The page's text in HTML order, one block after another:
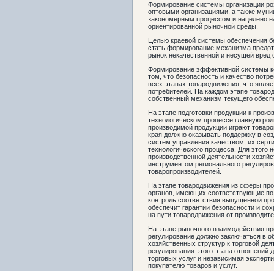
Формирование системы организации
оптовыми организациями, а также
закономерным процессом и нацелено
ориентированной рыночной среды.
Целью краевой системы обеспечения
стать формирование механизма
рынок некачественной и несущей вред
Формирование эффективной системы
том, что безопасность и качество
всех этапах товародвижения, что
потребителей. На каждом этапе
собственный механизм текущего
На этапе подготовки продукции к
технологическом процессе главную
производимой продукции играют
края должно оказывать поддержку в
систем управления качеством, их
технологического процесса. Для
производственной деятельности
инструментом регионального
товаропроизводителей.
На этапе товародвижения из сферы
органов, имеющих соответствующие
контроль соответствия выпущенной
обеспечит гарантии безопасности и
на пути товародвижения от
На этапе рыночного взаимодействия
регулирование должно заключаться в
хозяйственных структур к торговой
регулирования этого этапа
торговых услуг и независимая
покупателю товаров и услуг.